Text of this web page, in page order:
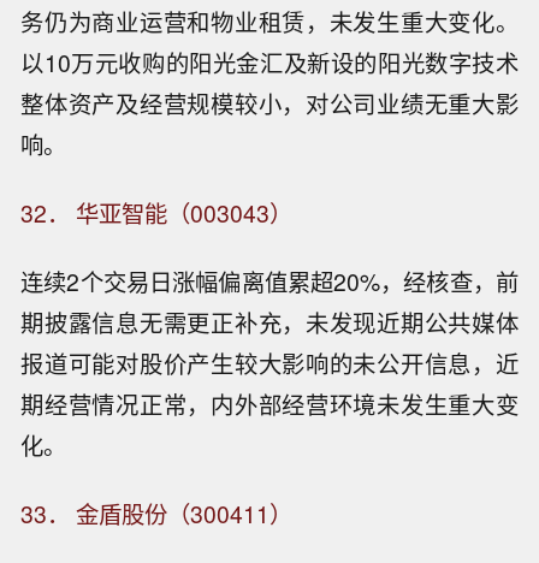
务仍为商业运营和物业租赁，未发生重大变化。
以10万元收购的阳光金汇及新设的阳光数字技术
整体资产及经营规模较小，对公司业绩无重大影
响。
32． 华亚智能（003043）
连续2个交易日涨幅偏离值累超20%，经核查，前
期披露信息无需更正补充，未发现近期公共媒体
报道可能对股价产生较大影响的未公开信息，近
期经营情况正常，内外部经营环境未发生重大变
化。
33． 金盾股份（300411）